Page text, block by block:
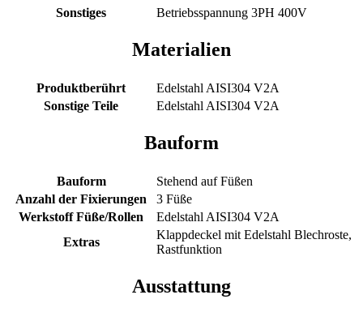
Sonstiges
Betriebsspannung 3PH 400V
Materialien
Produktberührt
Edelstahl AISI304 V2A
Sonstige Teile
Edelstahl AISI304 V2A
Bauform
Bauform
Stehend auf Füßen
Anzahl der Fixierungen
3 Füße
Werkstoff Füße/Rollen
Edelstahl AISI304 V2A
Extras
Klappdeckel mit Edelstahl Blechroste,
Rastfunktion
Ausstattung